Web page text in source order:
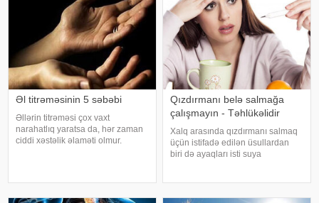
Əl titrəməsinin 5 səbəbi
Əllərin titrəməsi çox vaxt
narahatlıq yaratsa da, hər zaman
ciddi xəstəlik əlaməti olmur.
Qızdırmanı belə salmağa
çalışmayın - Təhlükəlidir
Xalq arasında qızdırmanı salmaq
üçün istifadə edilən üsullardan
biri də ayaqları isti suya
ağırlaşdıra bilər. xəbər verir ki,